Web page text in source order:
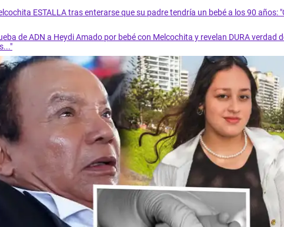
ESTALLA tras enterarse que su padre tendría un bebé a los 90 años:
de ADN a Heydi Amado por bebé con Melcochita y revelan DURA verdad